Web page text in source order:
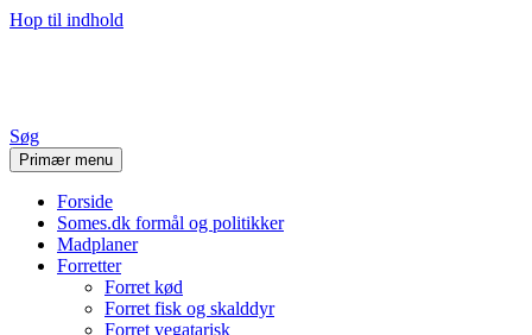
Hop til indhold
Søg
Primær menu
Forside
Somes.dk formål og politikker
Madplaner
Forretter
Forret kød
Forret fisk og skalddyr
Forret vegatarisk